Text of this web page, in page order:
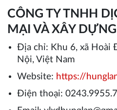
CÔNG TY TNHH
MẠI VÀ XÂY
Địa chỉ: Khu 6, xã Hoài
Nội, Việt Nam
Website: https://
Điện thoại: